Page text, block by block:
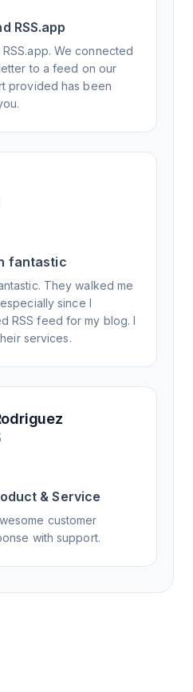
and find value in.
an exceptional
be pushing everyone I
RSS needs.
RSS.app
We connected
to a feed on our
provided has been
fantastic
They walked me
since I
RSS feed for my blog. I
services.
& Service
customer
with support.